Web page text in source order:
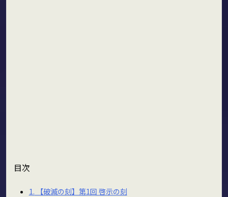
目次
1. 【破滅の刻】第1回 啓示の刻